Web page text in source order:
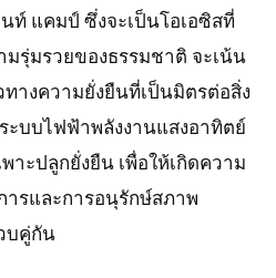
ท์ แคมป์ ซึ่งจะเป็นโอเอซิสที่
รุ่มรวยของธรรมชาติ จะเน้น
างความยั่งยืนที่เป็นมิตรต่อสิ่ง
ะบบไฟฟ้าพลังงานแสงอาทิตย์
าะปลูกยั่งยืน เพื่อให้เกิดความ
รและการอนุรักษ์สภาพ
บคู่กัน